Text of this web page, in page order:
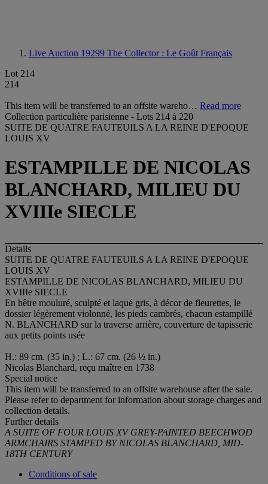
Live Auction 19299 The Collector : Le Goût Français
Lot 214
214
This item will be transferred to an offsite wareho… Read more
Collection particulière parisienne - Lots 214 à 220
SUITE DE QUATRE FAUTEUILS A LA REINE D'EPOQUE
LOUIS XV
ESTAMPILLE DE NICOLAS
BLANCHARD, MILIEU DU
XVIIIe SIECLE
Details
SUITE DE QUATRE FAUTEUILS A LA REINE D'EPOQUE
LOUIS XV
ESTAMPILLE DE NICOLAS BLANCHARD, MILIEU DU
XVIIIe SIECLE
En hêtre mouluré, sculpté et laqué gris, à décor de fleurettes, le
dossier légèrement violonné, les pieds cambrés, chacun estampillé
N. BLANCHARD sur la traverse arrière, couverture de tapisserie
aux petits points usée
H.: 89 cm. (35 in.) ; L.: 67 cm. (26 ½ in.)
Nicolas Blanchard, reçu maître en 1738
Special notice
This item will be transferred to an offsite warehouse after the sale.
Please refer to department for information about storage charges and
collection details.
Further details
A SUITE OF FOUR LOUIS XV GREY-PAINTED BEECHWOD
ARMCHAIRS STAMPED BY NICOLAS BLANCHARD, MID-
18TH CENTURY
Conditions of sale